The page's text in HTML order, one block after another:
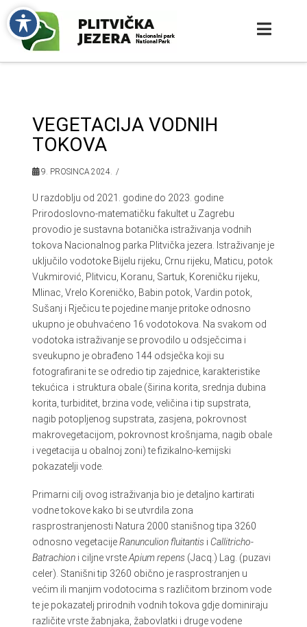
VEGETACIJA VODNIH
TOKOVA
9. PROSINCA 2024.
U razdoblju od 2021. godine do 2023. godine
Prirodoslovno-matematičku fakultet u Zagrebu
provodio je sustavna botanička istraživanja vodnih
tokova Nacionalnog parka Plitvička jezera. Istraživanje je
uključilo vodotoke Bijelu rijeku, Crnu rijeku, Maticu, potok
Vukmirović, Plitvicu, Koranu, Sartuk, Koreničku rijeku,
Mlinac, Vrelo Koreničko, Babin potok, Vardin potok,
Sušanj i Rječicu te pojedine manje pritoke odnosno
ukupno je obuhvaćeno 16 vodotokova. Na svakom od
vodotoka istraživanje se provodilo u odsječcima i
sveukupno je obrađeno 144 odsječka koji su
fotografirani te se odredio tip zajednice, karakteristike
tekućica i struktura obale (širina korita, srednja dubina
korita, turbiditet, brzina vode, veličina i tip supstrata,
nagib potopljenog supstrata, zasjena, pokrovnost
makrovegetacijom, pokrovnost krošnjama, nagib obale
i vegetacija u obalnoj zoni) te fizikalno-kemijski
pokazatelji vode.
Primarni cilj ovog istraživanja bio je detaljno kartirati
vodne tokove kako bi se utvrdila zona
rasprostranjenosti Natura 2000 stanišnog tipa 3260
odnosno vegetacijeRanunculion fluitantisi Callitricho-
Batrachioni ciljne vrsteApium repens(Jacq.) Lag. (puzavi
celer). Stanišni tip 3260 obično je rasprostranjen u
većim ili manjim vodotocima s različitom brzinom vode
te je pokazatelj prirodnih vodnih tokova gdje dominiraju
različite vrste žabnjaka, žabovlatki i druge vodene